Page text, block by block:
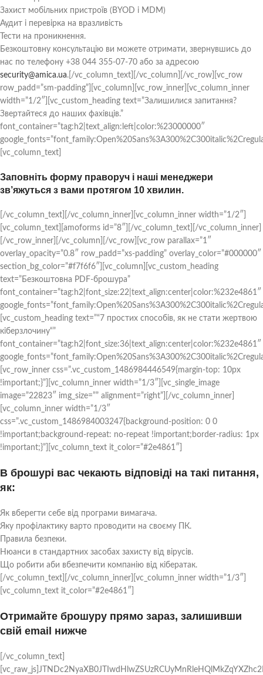
Захист мобільних пристроїв (BYOD і MDM)
Аудит і перевірка на вразливість
Тести на проникнення.
Безкоштовну консультацію ви можете отримати, звернувшись до
нас по телефону +38 044 355-07-70 або за адресою
security@amica.ua.[/vc_column_text][/vc_column][/vc_row][vc_row
row_padd=”sm-padding”][vc_column][vc_row_inner][vc_column_inner
width=”1/2″][vc_custom_heading text=”Залишилися запитання?
Звертайтеся до наших фахівців.”
font_container=”tag:h2|text_align:left|color:%23000000″
[vc_column_text]
Заповніть форму праворуч і наші менеджери
зв’яжуться з вами протягом 10 хвилин.
[/vc_column_text][/vc_column_inner][vc_column_inner width=”1/2″]
[vc_column_text][amoforms id=”8″][/vc_column_text][/vc_column_inner]
[/vc_row_inner][/vc_column][/vc_row][vc_row parallax=”1″
overlay_opacity=”0.8″ row_padd=”xs-padding” overlay_color=”#000000″
section_bg_color=”#f7f6f6″][vc_column][vc_custom_heading
text=”Безкоштовна PDF-брошура”
font_container=”tag:h2|font_size:22|text_align:center|color:%232e4861″
[vc_custom_heading text=”“7 простих способів, як не стати жертвою
кіберзлочину“”
font_container=”tag:h2|font_size:36|text_align:center|color:%232e4861″
[vc_row_inner css=”.vc_custom_1486984446549{margin-top: 10px
!important;}”][vc_column_inner width=”1/3″][vc_single_image
image=”22823″ img_size=”” alignment=”right”][/vc_column_inner]
[vc_column_inner width=”1/3″
css=”.vc_custom_1486984003247{background-position: 0 0
!important;background-repeat: no-repeat !important;border-radius: 1px
!important;}”][vc_column_text it_color=”#2e4861″]
В брошурі вас чекають відповіді на такі питання,
як:
Як вберегти себе від програми вимагача.
Яку профілактику варто проводити на своєму ПК.
Правила безпеки.
Нюанси в стандартних засобах захисту від вірусів.
Що робити аби вбезпечити компанію від кібератак.
[/vc_column_text][/vc_column_inner][vc_column_inner width=”1/3″]
[vc_column_text it_color=”#2e4861″]
Отримайте брошуру прямо зараз, залишивши
свій email нижче
[/vc_column_text]